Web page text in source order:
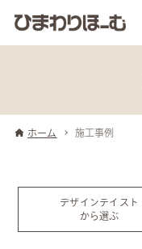
ホーム 施工事例
デザインテイスト
から選ぶ